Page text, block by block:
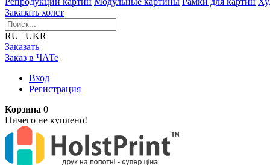
Заказать холст
RU | UKR
Заказать
Заказ в ЧАТе
Вход
Регистрация
Корзина 0
Ничего не куплено!